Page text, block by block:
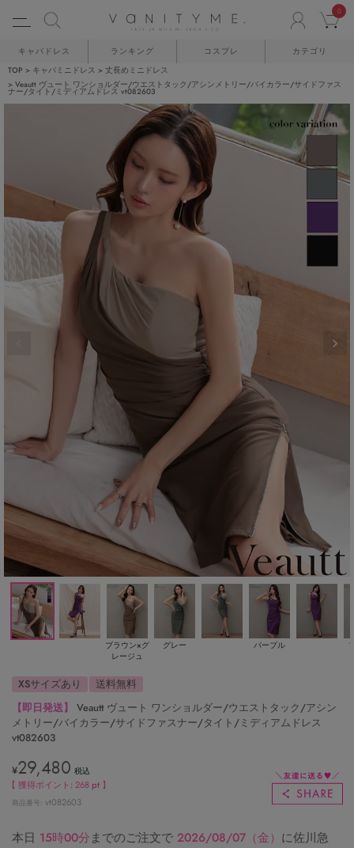
0
キャバドレス ランキング コスプレ カテゴリ
TOP キャバミニドレス
丈長めミニドレス
Veautt ヴュート ワンショルダー/ウエストタック/アシンメトリー/バイカラー/サイドファス
ナー/タイト/ミディアムドレス vt082603
ブラウン×グ
レージュ
グレー パープル
XSサイズあり
送料無料
【即日発送】
Veautt ヴュート ワンショルダー/ウエストタック/アシン
メトリー/バイカラー/サイドファスナー/タイト/ミディアムドレス
vt082603
¥29,480 税込
【 獲得ポイント:268 pt 】
商品番号 vt082603
本日 15時00分までのご注文で 2026/08/07（金） に佐川急